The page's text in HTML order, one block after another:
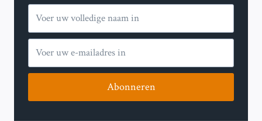
BEÏNVLOEDEN,
BLIJKT
UIT
Abonneren